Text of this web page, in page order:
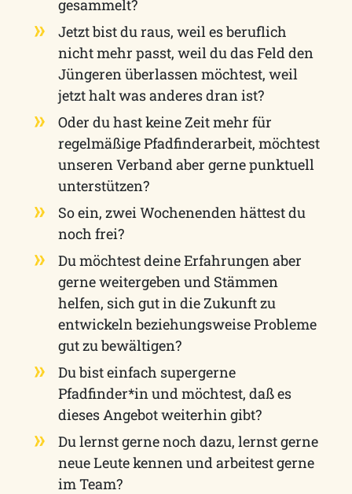
gesammelt?
Jetzt bist du raus, weil es beruflich
nicht mehr passt, weil du das Feld den
Jüngeren überlassen möchtest, weil
jetzt halt was anderes dran ist?
Oder du hast keine Zeit mehr für
regelmäßige Pfadfinderarbeit, möchtest
unseren Verband aber gerne punktuell
unterstützen?
So ein, zwei Wochenenden hättest du
noch frei?
Du möchtest deine Erfahrungen aber
gerne weitergeben und Stämmen
helfen, sich gut in die Zukunft zu
entwickeln beziehungsweise Probleme
gut zu bewältigen?
Du bist einfach supergerne
Pfadfinder*in und möchtest, daß es
dieses Angebot weiterhin gibt?
Du lernst gerne noch dazu, lernst gerne
neue Leute kennen und arbeitest gerne
im Team?